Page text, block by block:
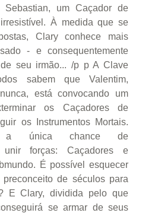
Sebastian, um Caçador de
À medida que se
Clary conhece mais
- e consequentemente
seu irmão... /p p A Clave
sabem que Valentim,
está convocando um
os Caçadores de
os Instrumentos Mortais.
a única chance de
unir forças: Caçadores e
É possível esquecer
de séculos para
E Clary, dividida pelo que
se armar de seus